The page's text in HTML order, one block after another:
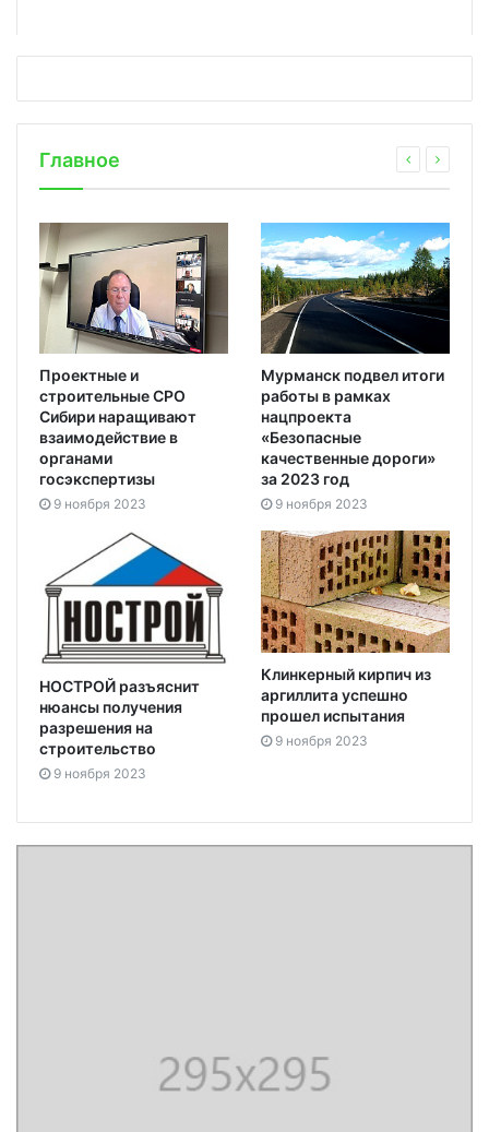
Главное
Проектные и
строительные СРО
Сибири наращивают
взаимодействие в
органами
госэкспертизы
9 ноября 2023
Мурманск подвел итоги
работы в рамках
нацпроекта
«Безопасные
качественные дороги»
за 2023 год
9 ноября 2023
НОСТРОЙ разъяснит
нюансы получения
разрешения на
строительство
9 ноября 2023
Клинкерный кирпич из
аргиллита успешно
прошел испытания
9 ноября 2023